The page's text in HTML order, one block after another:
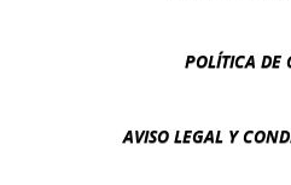
POLÍTICA DE
AVISO LEGAL Y